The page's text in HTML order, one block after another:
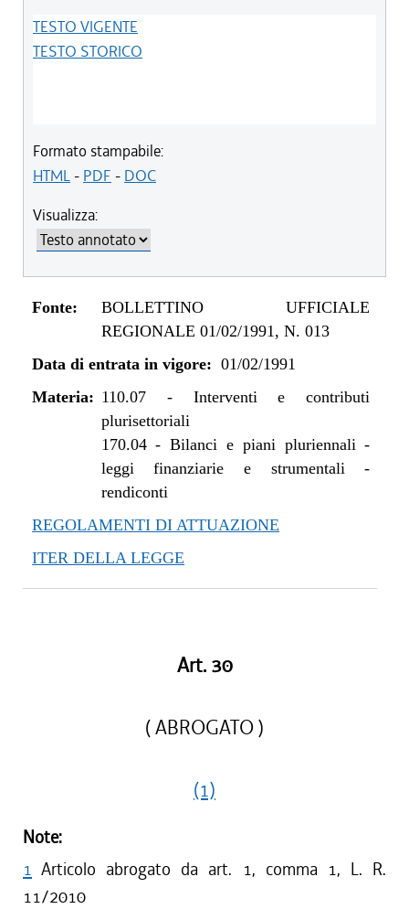
TESTO VIGENTE
TESTO STORICO
Formato stampabile:
HTML- PDF - DOC
Visualizza:
Fonte:
BOLLETTINO UFFICIALE
REGIONALE 01/02/1991, N. 013
Data di entrata in vigore: 01/02/1991
Materia: 110.07- Interventi e contributi
plurisettoriali
170.04-Bilanci e piani pluriennali -
leggi finanziarie e strumentali -
rendiconti
REGOLAMENTI DI ATTUAZIONE
ITER DELLA LEGGE
Art. 30
( ABROGATO )
(1)
Note:
1 Articolo abrogato da art. 1, comma 1, L. R.
11/2010